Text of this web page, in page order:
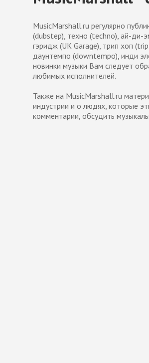
MusicMarshall.ru регулярно
(dubstep), техно (techno), ай-ди-
гэридж (UK Garage), трип хоп
даунтемпо (downtempo), инди
новинки музыки Вам следует
любимых исполнителей.
Также на MusicMarshall.ru
индустрии и о людях, которые
комментарии, обсудить